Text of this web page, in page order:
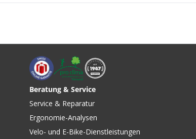
HIGH RAY Vorbau 35 /
schwarz / 55mm 45° von
ERGOTEC
CHF 44.90
VANQUISH V2 metallic
purple von ODI
Beratung & Service
Service & Reparatur
Ergonomie-Analysen
Velo- und E-Bike-Dienstleistungen